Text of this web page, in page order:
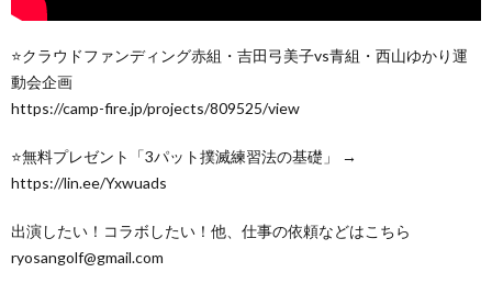
⭐️クラウドファンディング赤組・吉田弓美子vs青組・西山ゆかり運
動会企画
https://camp-fire.jp/projects/809525/view
⭐️無料プレゼント「3パット撲滅練習法の基礎」 →
https://lin.ee/Yxwuads
出演したい！コラボしたい！他、仕事の依頼などはこちら
ryosangolf@gmail.com